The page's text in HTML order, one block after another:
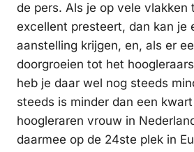
de pers. Als je op vele vlakken
excellent presteert, dan kan je
aanstelling krijgen, en, als er
doorgroeien tot het
heb je daar wel nog steeds
steeds is minder dan een
hoogleraren vrouw in
daarmee op de 24ste plek in